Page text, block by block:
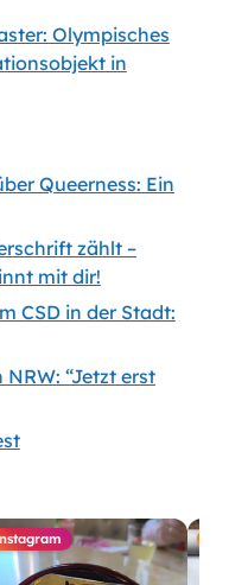
Olympisches
in
Queerness: Ein
zählt –
mit dir!
CSD in der Stadt:
NRW: “Jetzt erst